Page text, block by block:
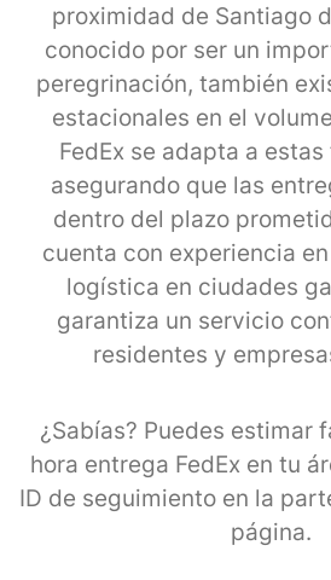
proximidad de Santiago
conocido por ser un
peregrinación, también
estacionales en el
FedEx se adapta a
asegurando que las
dentro del plazo
cuenta con experiencia
logística en ciudades
garantiza un servicio
residentes y
¿Sabías? Puedes estimar
hora entrega FedEx en tu
ID de seguimiento en la
página.